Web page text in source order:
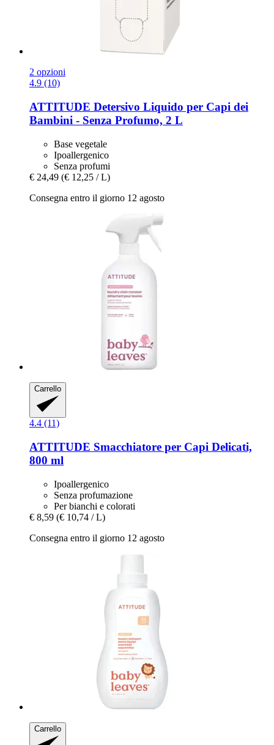
2 opzioni
4.9 (10)
ATTITUDE Detersivo Liquido per Capi dei
Bambini -​ Senza Profumo, 2 L
Base vegetale
Ipoallergenico
Senza profumi
€ 24,49 (€ 12,25 / L)
Consegna entro il giorno 12 agosto
Carrello
4.4 (11)
ATTITUDE Smacchiatore per Capi Delicati,
800 ml
Ipoallergenico
Senza profumazione
Per bianchi e colorati
€ 8,59 (€ 10,74 / L)
Consegna entro il giorno 12 agosto
Carrello